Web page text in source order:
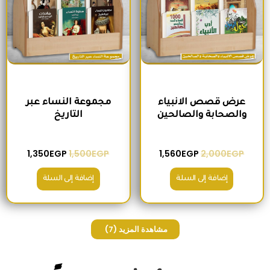
عرض قصص الانبياء
والصحابة والصالحين
2,000EGP
1,560EGP
إضافة إلى السلة
مجموعة النساء عبر
التاريخ
1,500EGP
1,350EGP
إضافة إلى السلة
مشاهدة المزيد (7)